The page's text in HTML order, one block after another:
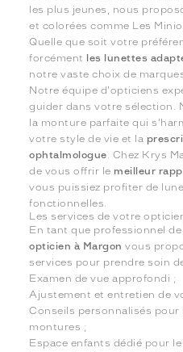
les plus jeunes, nous
et colorées comme Les
Quelle que soit votre
forcément les lunettes
notre vaste choix de
Notre équipe d'opticiens
guider dans votre sélection.
la monture parfaite qui
votre style de vie et la
ophtalmologue . Chez Krys
de vous offrir le meilleur
vous puissiez profiter de
fonctionnelles.
Les services de votre
En tant que professionnel
opticien à Margon vous
services pour prendre soin
Examen de vue approfondi ;
Ajustement et entretien de
Conseils personnalisés pour
montures ;
Espace enfants dédié pour